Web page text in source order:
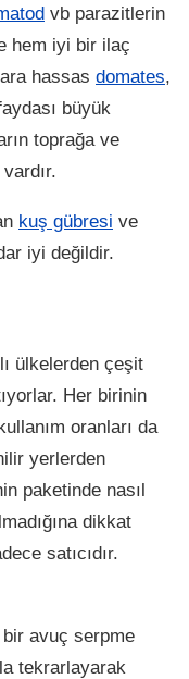
vb parazitlerin
hem iyi bir ilaç
hassas domates,
büyük
toprağa ve
kuş gübresi ve
iyi değildir.
ülkelerden çeşit
Her birinin
oranları da
yerlerden
paketinde nasıl
dikkat
satıcıdır.
avuç serpme
tekrarlayarak